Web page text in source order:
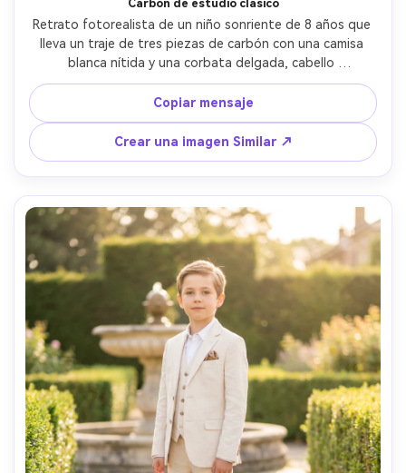
Carbón de estudio clásico
Retrato fotorealista de un niño sonriente de 8 años que
lleva un traje de tres piezas de carbón con una camisa
blanca nítida y una corbata delgada, cabello
cuidadosamente peinado, fondo de estudio limpio en gris
cálido, luz de tecla softbox con luz de llanta suave,
tomado en Canon EOS R5, 85mm f/1.4, marco medio
cuerpo, profundidad de campo poco profunda, textura
de piel natural, retrato formal de niños editorial, enfoque
nítido, clasificación de color de película sutil- -ar 4:5
Copiar mensaje
Crear una imagen Similar ↗